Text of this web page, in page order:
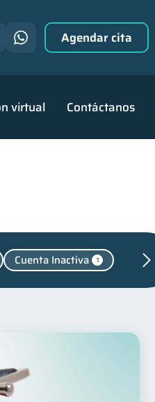
virtual Contáctanos
Agendar cita
Cuenta Inactiva 1
& Deberes
2